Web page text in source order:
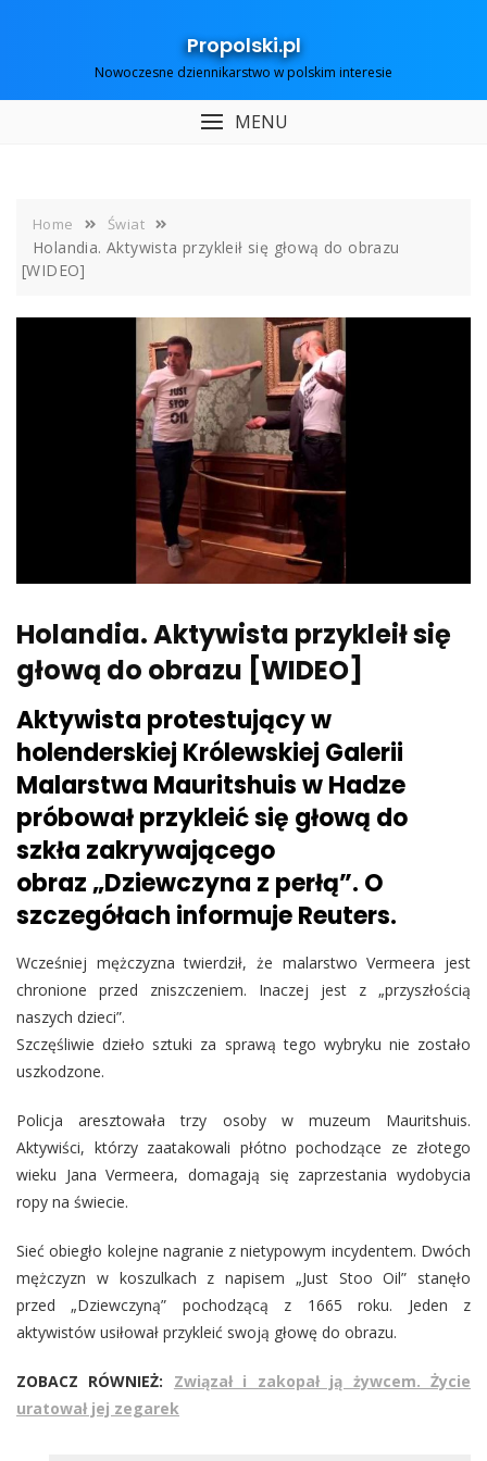
Propolski.pl
Nowoczesne dziennikarstwo w polskim interesie
MENU
Home Świat
Holandia. Aktywista przykleił się głową do obrazu
[WIDEO]
Holandia. Aktywista przykleił się
głową do obrazu [WIDEO]
Aktywista protestujący w
holenderskiej Królewskiej Galerii
Malarstwa Mauritshuis w Hadze
próbował przykleić się głową do
szkła zakrywającego
obraz „Dziewczyna z perłą”. O
szczegółach informuje Reuters.
Wcześniej mężczyzna twierdził, że malarstwo Vermeera jest
chronione przed zniszczeniem. Inaczej jest z „przyszłością
naszych dzieci”.
Szczęśliwie dzieło sztuki za sprawą tego wybryku nie zostało
uszkodzone.
Policja aresztowała trzy osoby w muzeum Mauritshuis.
Aktywiści, którzy zaatakowali płótno pochodzące ze złotego
wieku Jana Vermeera, domagają się zaprzestania wydobycia
ropy na świecie.
Sieć obiegło kolejne nagranie z nietypowym incydentem. Dwóch
mężczyzn w koszulkach z napisem „Just Stoo Oil” stanęło
przed „Dziewczyną” pochodzącą z 1665 roku. Jeden z
aktywistów usiłował przykleić swoją głowę do obrazu.
ZOBACZ RÓWNIEŻ: Związał i zakopał ją żywcem. Życie
uratował jej zegarek